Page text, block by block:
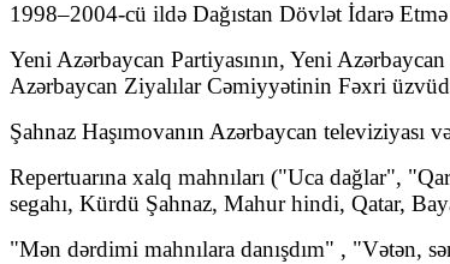
1998–2004-cü ildə Dağıstan Dövlət İdarə
Yeni Azərbaycan Partiyasının, Yeni
Azərbaycan Ziyalılar Cəmiyyətinin Fəxri
Şahnaz Haşımovanın Azərbaycan televiziyası
Repertuarına xalq mahnıları ("Uca dağlar",
segahı, Kürdü Şahnaz, Mahur hindi, Qatar,
"Mən dərdimi mahnılara danışdım" , "Vətən,